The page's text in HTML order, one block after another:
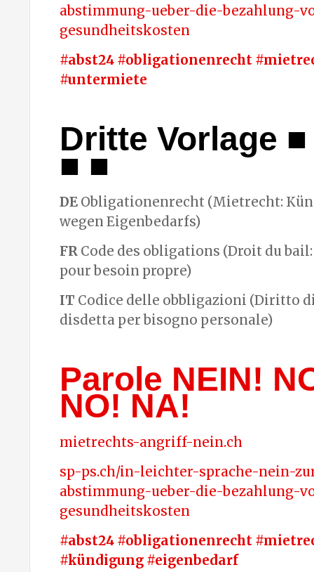
abstimmung-ueber-die-bezahlung-
gesundheitskosten
#abst24 #obligationenrecht
#untermiete
Dritte Vorlage
■ ■
DE Obligationenrecht (Mietrecht:
wegen Eigenbedarfs)
FR Code des obligations (Droit du
pour besoin propre)
IT Codice delle obbligazioni (Diritto
disdetta per bisogno personale)
Parole NEIN!
NO! NA!
mietrechts-angriff-nein.ch
sp-ps.ch/in-leichter-sprache-nein-
abstimmung-ueber-die-bezahlung-
gesundheitskosten
#abst24 #obligationenrecht
#kündigung #eigenbedarf